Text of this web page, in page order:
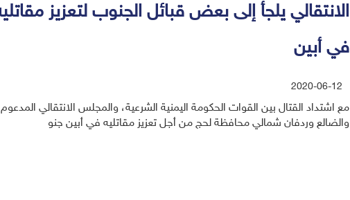
الانتقالي يلجأ إلى بعض قبائل الجنوب لتعزيز
في أبين
2020-06-12
مع اشتداد القتال بين القوات الحكومة اليمنية الشرعية، والمجلس الانتقالي المدعوم
والضالع وردفان شمالي محافظة لحج من أجل تعزيز مقاتليه في أبين جنو